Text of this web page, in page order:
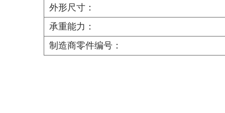
外形尺寸：
承重能力：
制造商零件编号：